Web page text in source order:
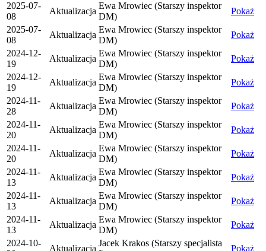
2025-07-
08
Aktualizacja
Ewa Mrowiec (Starszy inspektor
DM)
Pokaż
2025-07-
08
Aktualizacja
Ewa Mrowiec (Starszy inspektor
DM)
Pokaż
2024-12-
19
Aktualizacja
Ewa Mrowiec (Starszy inspektor
DM)
Pokaż
2024-12-
19
Aktualizacja
Ewa Mrowiec (Starszy inspektor
DM)
Pokaż
2024-11-
28
Aktualizacja
Ewa Mrowiec (Starszy inspektor
DM)
Pokaż
2024-11-
20
Aktualizacja
Ewa Mrowiec (Starszy inspektor
DM)
Pokaż
2024-11-
20
Aktualizacja
Ewa Mrowiec (Starszy inspektor
DM)
Pokaż
2024-11-
13
Aktualizacja
Ewa Mrowiec (Starszy inspektor
DM)
Pokaż
2024-11-
13
Aktualizacja
Ewa Mrowiec (Starszy inspektor
DM)
Pokaż
2024-11-
13
Aktualizacja
Ewa Mrowiec (Starszy inspektor
DM)
Pokaż
2024-10-
Aktualizacja
Jacek Krakos (Starszy specjalista
Pokaż